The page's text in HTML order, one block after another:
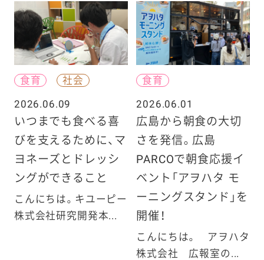
食育
社会
2026.06.09
いつまでも食べる喜
びを支えるために、マ
ヨネーズとドレッシ
ングができること
こんにちは。キユーピー
株式会社研究開発本...
食育
2026.06.01
広島から朝食の大切
さを発信。広島
PARCOで朝食応援イ
ベント「アヲハタ モ
ーニングスタンド」を
開催！
こんにちは。 アヲハタ
株式会社 広報室の...